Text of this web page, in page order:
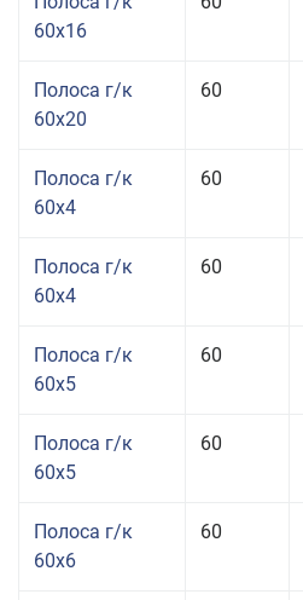
60x16
Полоса г/к
60x20
60
Полоса г/к
60x4
60
Полоса г/к
60x4
60
Полоса г/к
60x5
60
Полоса г/к
60x5
60
Полоса г/к
60x6
60